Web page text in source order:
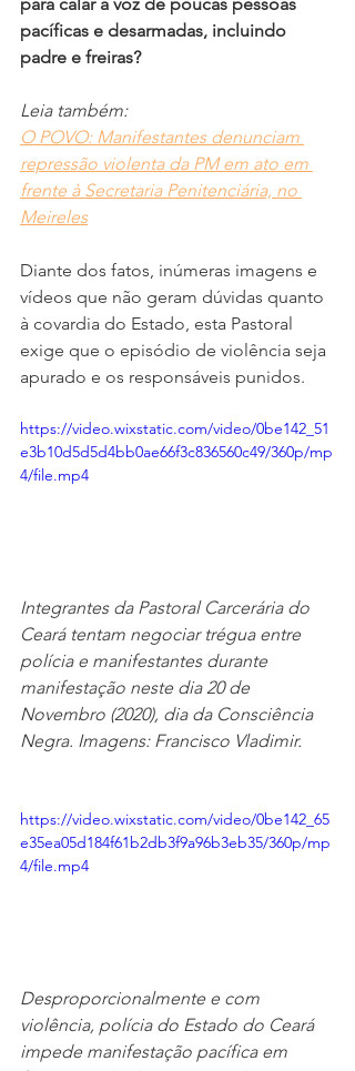
pacíficas e desarmadas, incluindo
padre e freiras?
Leia também:
O POVO: Manifestantes denunciam
repressão violenta da PM em ato em
frente à Secretaria Penitenciária, no
Meireles
Diante dos fatos, inúmeras imagens e
vídeos que não geram dúvidas quanto
à covardia do Estado, esta Pastoral
exige que o episódio de violência seja
apurado e os responsáveis punidos.
https://video.wixstatic.com/video/0be142_51
e3b10d5d5d4bb0ae66f3c836560c49/360p/mp
4/file.mp4
Integrantes da Pastoral Carcerária do
Ceará tentam negociar trégua entre
polícia e manifestantes durante
manifestação neste dia 20 de
Novembro (2020), dia da Consciência
Negra. Imagens: Francisco Vladimir.
https://video.wixstatic.com/video/0be142_65
e35ea05d184f61b2db3f9a96b3eb35/360p/mp
4/file.mp4
Desproporcionalmente e com
violência, polícia do Estado do Ceará
impede manifestação pacífica em